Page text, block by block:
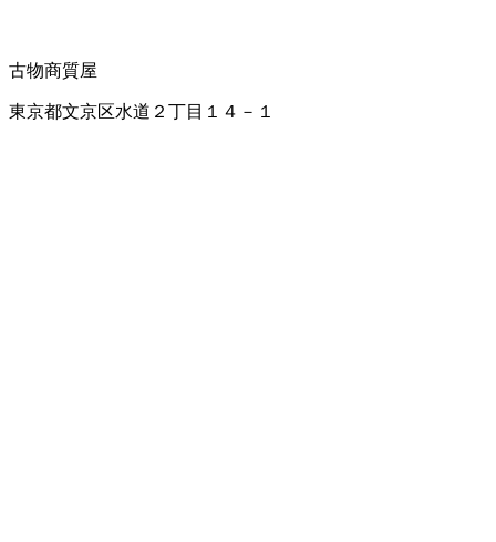
古物商質屋
東京都文京区水道２丁目１４－１